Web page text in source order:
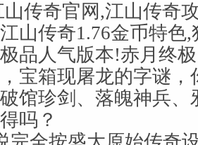
传奇官网,江山传奇
山传奇1.76金币特色
品人气版本!赤月终
宝箱现屠龙的字谜，
馆珍剑、落魄神兵、
吗？